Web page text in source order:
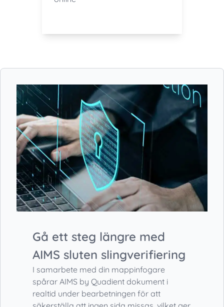
Gå ett steg längre med
AIMS sluten slingverifiering
I samarbete med din mappinfogare
spårar AIMS by Quadient dokument i
realtid under bearbetningen för att